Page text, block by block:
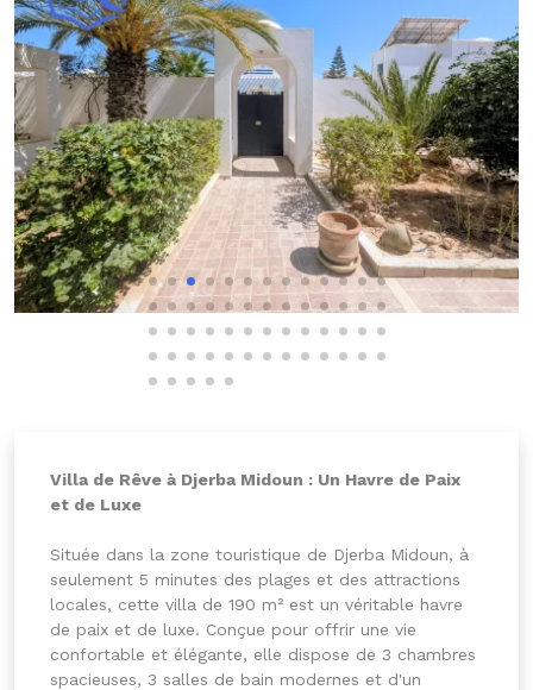
Villa de Rêve à Djerba Midoun : Un Havre de Paix
et de Luxe
Située dans la zone touristique de Djerba Midoun, à
seulement 5 minutes des plages et des attractions
locales, cette villa de 190 m² est un véritable havre
de paix et de luxe. Conçue pour offrir une vie
confortable et élégante, elle dispose de 3 chambres
spacieuses, 3 salles de bain modernes et d'un